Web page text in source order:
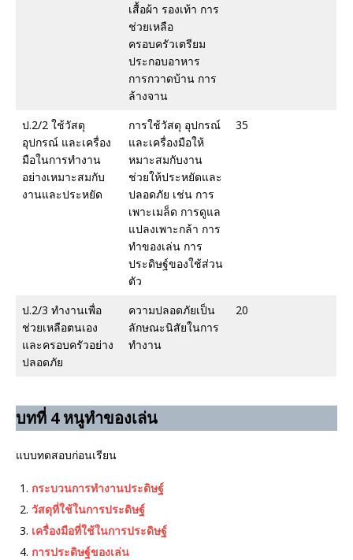
เสื้อผ้า รองเท้า การ
ช่วยเหลือ
ครอบครัวเตรียม
ประกอบอาหาร
การกวาดบ้าน การ
ล้างจาน
ป.2/2 ใช้วัสดุ
อุปกรณ์ และเครื่อง
มือในการทำงาน
อย่างเหมาะสมกับ
งานและประหยัด
การใช้วัสดุ อุปกรณ์
และเครื่องมือให้
หมาะสมกับงาน
ช่วยให้ประหยัดและ
ปลอดภัย เช่น การ
เพาะเมล็ด การดูแล
แปลงเพาะกล้า การ
ทำของเล่น การ
ประดิษฐ์ของใช้ส่วน
ตัว
35
ป.2/3 ทำงานเพื่อ
ช่วยเหลือตนเอง
และครอบครัวอย่าง
ปลอดภัย
ความปลอดภัยเป็น
ลักษณะนิสัยในการ
ทำงาน
20
บทที่ 4 หนูทำของเล่น
แบบทดสอบก่อนเรียน
กระบวนการทำงานประดิษฐ์
วัสดุที่ใช้ในการประดิษฐ์
เครื่องมือที่ใช้ในการประดิษฐ์
การประดิษฐ์ของเล่น